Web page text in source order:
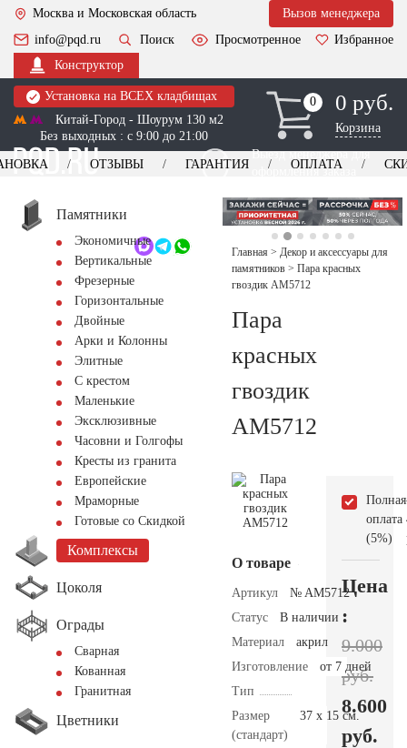
Москва и Московская область
Вызов менеджера
info@pqd.ru
Поиск Просмотренное
Избранное
Конструктор
Установка на ВСЕХ кладбищах
Китай-Город - Шоурум 130 м2
Без выходных : с 9:00 до 21:00
0
0 0 руб.
Корзина
Выезд менеджера для
оформления заказа
+7 (495) 518-44-23
Обратный звонок
ОТЗЫВЫ ГАРАНТИЯ ОПЛАТА
Памятники
Экономичные
Вертикальные
Фрезерные
Горизонтальные
Двойные
Арки и Колонны
Элитные
С крестом
Маленькие
Эксклюзивные
Часовни и Голгофы
Кресты из гранита
Европейские
Мраморные
Готовые со Скидкой
Комплексы
Цоколя
Ограды
Сварная
Кованная
Гранитная
Цветники
Главная > Декор и аксессуары для
памятников > Пара красных
гвоздик AM5712
Пара
красных
гвоздик
AM5712
О товаре
Артикул
№ AM5712
Статус
В наличии
Материал
акрил
Изготовление
от 7 дней
Тип
Размер
(стандарт)
37 х 15 см.
Полная
оплата
(5%)
Цена
:
9.000
руб.
8.600
руб.